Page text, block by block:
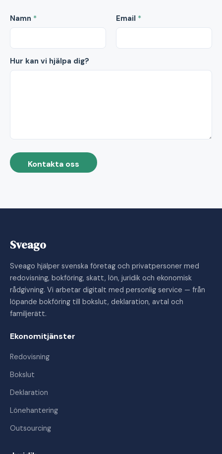
Namn * Email *
Hur kan vi hjälpa dig?
Kontakta oss
Sveago
Sveago hjälper svenska företag och privatpersoner med
redovisning, bokföring, skatt, lön, juridik och ekonomisk
rådgivning. Vi arbetar digitalt med personlig service — från
löpande bokföring till bokslut, deklaration, avtal och
familjerätt.
Ekonomitjänster
Redovisning
Bokslut
Deklaration
Lönehantering
Outsourcing